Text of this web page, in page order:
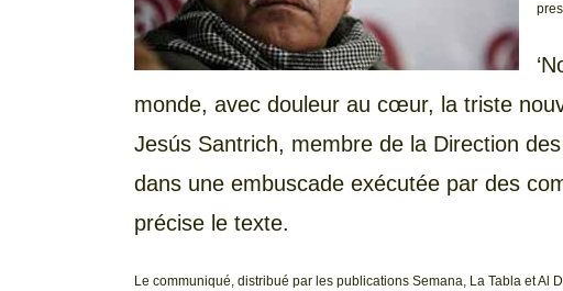
monde, avec douleur au cœur, la triste
Jesús Santrich, membre de la Direction
dans une embuscade exécutée par des
précise le texte.
Le communiqué, distribué par les publications Semana, La Tabla et Al